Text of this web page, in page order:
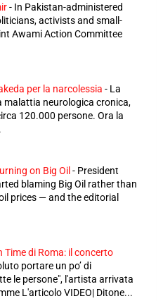
- In Pakistan-administered
activists and small-
Awami Action Committee
per la narcolessia - La
malattia neurologica cronica,
120.000 persone. Ora la
on Big Oil - President
blaming Big Oil rather than
prices — and the editorial
Time di Roma: il concerto
portare un po’ di
le persone", l'artista arrivata
L'articolo VIDEO| Ditone...